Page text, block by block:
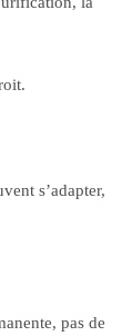
s’adapter,
pas de